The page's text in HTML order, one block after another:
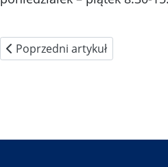
Poprzedni artykuł: Nauczyciele
Poprzedni artykuł